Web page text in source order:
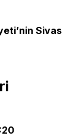
Sivas